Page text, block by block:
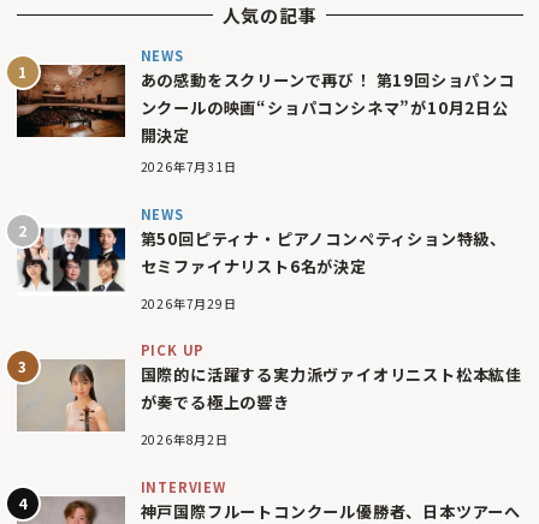
人気の記事
NEWS
あの感動をスクリーンで再び！ 第19回ショパンコ
ンクールの映画“ショパコンシネマ”が10月2日公
開決定
2026年7月31日
NEWS
第50回ピティナ・ピアノコンペティション特級、
セミファイナリスト6名が決定
2026年7月29日
PICK UP
国際的に活躍する実力派ヴァイオリニスト松本紘佳
が奏でる極上の響き
2026年8月2日
INTERVIEW
神戸国際フルートコンクール優勝者、日本ツアーへ